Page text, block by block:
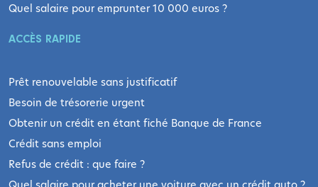
Quel salaire pour emprunter 10 000 euros ?
ACCÈS RAPIDE
Prêt renouvelable sans justificatif
Besoin de trésorerie urgent
Obtenir un crédit en étant fiché Banque de France
Crédit sans emploi
Refus de crédit : que faire ?